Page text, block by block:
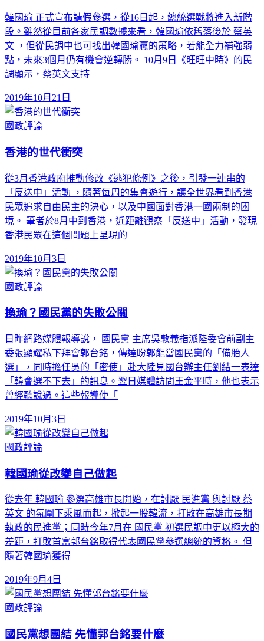
韓國瑜 正式宣布請假參選，從16日起，總統選戰將進入新階
段。雖然從目前各家民調數據來看，韓國瑜依舊落後於 蔡英
文 ，但從民調中也可找出韓國瑜贏的策略，若能全力補強弱
點，未來3個月仍有機會逆轉勝。 10月9日《旺旺中時》的民
調顯示，蔡英文支持
2019年10月21日
國政評論
香港的世代衝突
從3月香港政府推動修改《逃犯條例》之後，引發一連串的
「反送中」活動 ，隨著每周的集會遊行，讓全世界看到香港
民眾追求自由民主的決心，以及中國面對香港一國兩制的困
境。 筆者於8月中到香港，近距離觀察「反送中」活動，發現
香港民眾在這個問題上呈現的
2019年10月3日
國政評論
換瑜？國民黨的失敗公關
日昨網路媒體報導說， 國民黨 主席吳敦義指派陸委會前副主
委張顯耀私下拜會郭台銘，傳達盼郭能當國民黨的「備胎人
選」，同時擔任吳的「密使」赴大陸見國台辦主任劉結一表達
「韓會選不下去」的訊息。翌日媒體訪問王金平時，他也表示
曾經聽說過。這些報導使「
2019年10月3日
國政評論
韓國瑜從改變自己做起
從去年 韓國瑜 參選高雄市長開始，在討厭 民進黨 與討厭 蔡
英文 的氛圍下乘風而起，掀起一股韓流，打敗在高雄市長期
執政的民進黨；同時今年7月在 國民黨 初選民調中更以極大的
差距，打敗首富郭台銘取得代表國民黨參選總統的資格。 但
隨著韓國瑜獲得
2019年9月4日
國政評論
國民黨想團結 先懂郭台銘要什麼